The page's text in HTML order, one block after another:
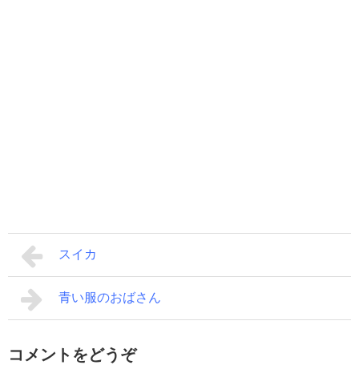
スイカ
青い服のおばさん
コメントをどうぞ